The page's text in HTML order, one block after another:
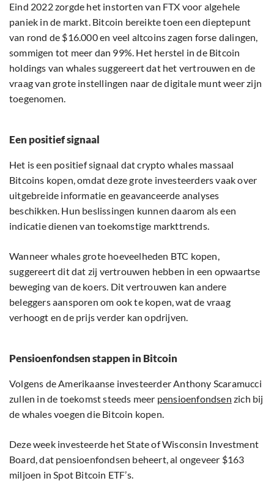
Eind 2022 zorgde het instorten van FTX voor algehele
paniek in de markt. Bitcoin bereikte toen een dieptepunt
van rond de $16.000 en veel altcoins zagen forse dalingen,
sommigen tot meer dan 99%. Het herstel in de Bitcoin
holdings van whales suggereert dat het vertrouwen en de
vraag van grote instellingen naar de digitale munt weer zijn
toegenomen.
Een positief signaal
Het is een positief signaal dat crypto whales massaal
Bitcoins kopen, omdat deze grote investeerders vaak over
uitgebreide informatie en geavanceerde analyses
beschikken. Hun beslissingen kunnen daarom als een
indicatie dienen van toekomstige markttrends.
Wanneer whales grote hoeveelheden BTC kopen,
suggereert dit dat zij vertrouwen hebben in een opwaartse
beweging van de koers. Dit vertrouwen kan andere
beleggers aansporen om ook te kopen, wat de vraag
verhoogt en de prijs verder kan opdrijven.
Pensioenfondsen stappen in Bitcoin
Volgens de Amerikaanse investeerder Anthony Scaramucci
zullen in de toekomst steeds meer pensioenfondsen zich bij
de whales voegen die Bitcoin kopen.
Deze week investeerde het State of Wisconsin Investment
Board, dat pensioenfondsen beheert, al ongeveer $163
miljoen in Spot Bitcoin ETF’s.